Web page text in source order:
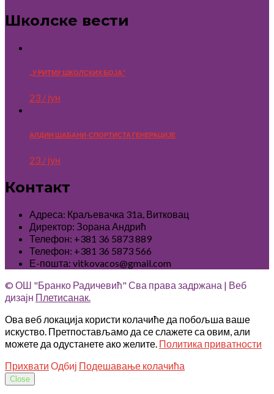
Школске вести
„У РИТМУ ШКОЛСКИХ БОЈА“
23 / јун
АЛДИН ШАБАНИ-СПОРТИСТА ГЕНЕРАЦИЈЕ
23 / јун
Контакт
Адреса: Краљевачка 31а, Витковац
Директор: Зорана Андрић
Телефон: +381 36 5873 889
Телефон: +381 36 5873 566
Е-пошта: vitkovacos@gmail.com
© ОШ "Бранко Радичевић" Сва права задржана | Веб
дизајн Плетисанак.
Ова веб локација користи колачиће да побољша ваше
искуство. Претпостављамо да се слажете са овим, али
можете да одустанете ако желите. Политика приватности
Прихвати Одбиј Подешавање колачића
Close